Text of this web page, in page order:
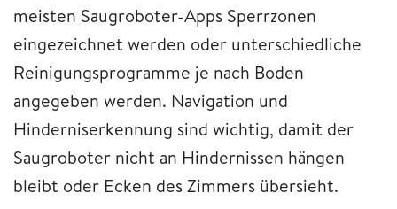
meisten Saugroboter-Apps Sperrzonen
eingezeichnet werden oder unterschiedliche
Reinigungsprogramme je nach Boden
angegeben werden. Navigation und
Hinderniserkennung sind wichtig, damit der
Saugroboter nicht an Hindernissen hängen
bleibt oder Ecken des Zimmers übersieht.